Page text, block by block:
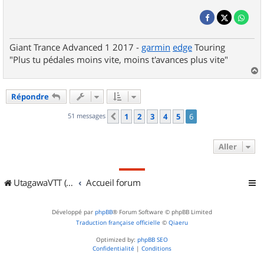
Giant Trance Advanced 1 2017 - garmin edge Touring
"Plus tu pédales moins vite, moins t'avances plus vite"
a
Répondre
51 messages Précédent
1 2 3 4 5 6
Aller
UtagawaVTT (Randos VTT et VTTAE avec traces GPS) Accueil forum
Développé par phpBB® Forum Software © phpBB Limited
Traduction française officielle © Qiaeru
Optimized by: phpBB SEO
Confidentialité | Conditions